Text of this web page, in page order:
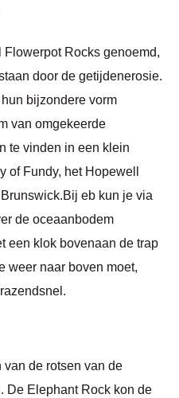
Rocks genoemd,
door de getijdenerosie.
bijzondere vorm
van omgekeerde
te vinden in een klein
of Fundy, het Hopewell
eb kun je via
de oceaanbodem
een klok bovenaan de trap
weer naar boven moet,
van de rotsen van de
De Elephant Rock kon de